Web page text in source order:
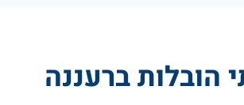
הובלות ברעננה